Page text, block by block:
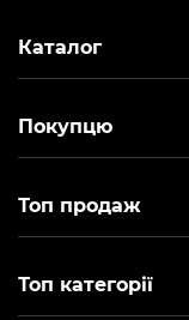
Каталог
Покупцю
Топ продаж
Топ категорії